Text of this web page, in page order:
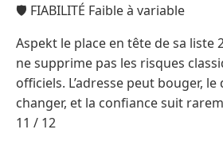
🛡️ FIABILITÉ Faible à variable
Aspekt le place en tête de sa liste
ne supprime pas les risques
officiels. L’adresse peut bouger,
changer, et la confiance suit
11 / 12